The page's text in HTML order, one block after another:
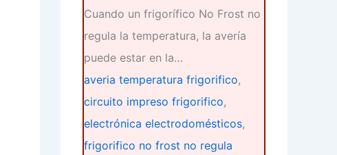
Cuando un frigorífico No Frost no
regula la temperatura, la avería
puede estar en la…
averia temperatura frigorifico,
circuito impreso frigorifico,
electrónica electrodomésticos,
frigorifico no frost no regula